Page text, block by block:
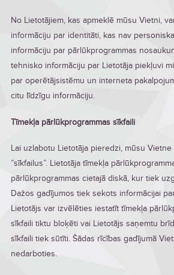
No Lietotājiem, kas apmeklē mūsu Vietni,
informāciju par identitāti, kas nav
informāciju par pārlūkprogrammas
tehnisko informāciju par Lietotāja piekļuvi
par operētājsistēmu un interneta
citu līdzīgu informāciju.
Tīmekļa pārlūkprogrammas sīkfaili
Lai uzlabotu Lietotāja pieredzi, mūsu
”sīkfailus”. Lietotāja tīmekļa
pārlūkprogrammas cietajā diskā, kur tiek
Dažos gadījumos tiek sekots informācijai
Lietotājs var izvēlēties iestatīt tīmekļa
sīkfaili tiktu bloķēti vai Lietotājs saņemtu
sīkfaili tiek sūtīti. Šādas rīcības gadījumā
nedarboties.